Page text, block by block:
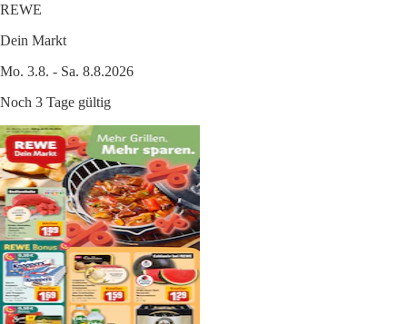
REWE
Dein Markt
Mo. 3.8. - Sa. 8.8.2026
Noch 3 Tage gültig